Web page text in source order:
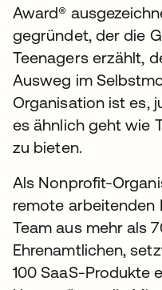
Award®
gegründet, der die
Teenagers erzählt,
Ausweg im
Organisation ist es,
es ähnlich geht wie
zu bieten.
Als Nonprofit-
remote arbeitenden
Team aus mehr als
Ehrenamtlichen,
100 SaaS-Produkte